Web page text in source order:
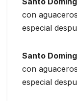
con
especial
Santo
con
especial